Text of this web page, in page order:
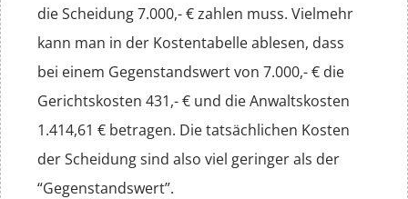
die Scheidung 7.000,- € zahlen muss. Vielmehr
kann man in der Kostentabelle ablesen, dass
bei einem Gegenstandswert von 7.000,- € die
Gerichtskosten 431,- € und die Anwaltskosten
1.414,61 € betragen. Die tatsächlichen Kosten
der Scheidung sind also viel geringer als der
“Gegenstandswert”.